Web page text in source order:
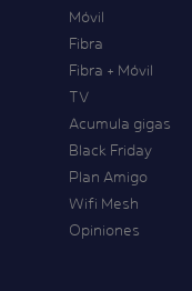
Móvil
Fibra
Fibra + Móvil
TV
Acumula gigas
Black Friday
Plan Amigo
Wifi Mesh
Opiniones